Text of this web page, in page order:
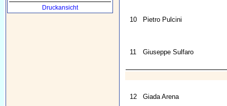
Druckansicht
10 Pietro Pulcini
11 Giuseppe Sulfaro
12 Giada Arena